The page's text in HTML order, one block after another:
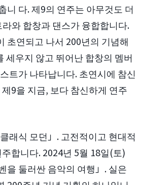
니 다. 제9의 연주는 아무것도 더
와 합창과 댄스가 융합합니다.
초연되고 나서 200년의 기념해
세우지 않고 뛰어난 합창의 멤버
트가 나타납니다. 초연시에 참신
9을 지금, 보다 참신하게 연주
래식 모던」. 고전적이고 현대적
합니다. 2024년 5월 18일(토)
을 둘러싼 음악의 여행」. 실은